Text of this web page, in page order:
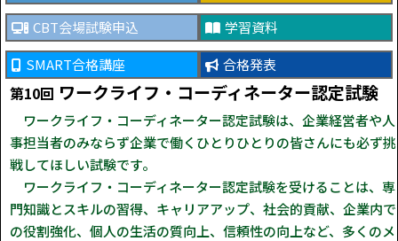
CBT会場試験申込
学習資料
SMART合格講座
合格発表
第10回 ワークライフ・コーディネーター認定試験
ワークライフ・コーディネーター認定試験は、企業経営者や人
事担当者のみならず企業で働くひとりひとりの皆さんにも必ず挑
戦してほしい試験です。
ワークライフ・コーディネーター認定試験を受けることは、専
門知識とスキルの習得、キャリアアップ、社会的貢献、企業内で
の役割強化、個人の生活の質向上、信頼性の向上など、多くのメ